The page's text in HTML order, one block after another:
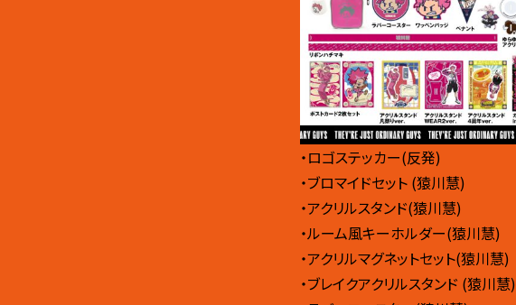
・ロゴステッカー(反発)
・ブロマイドセット (猿川慧)
・アクリルスタンド(猿川慧)
・ルーム風キーホルダー(猿川慧)
・アクリルマグネットセット(猿川慧)
・ブレイクアクリルスタンド (猿川慧)